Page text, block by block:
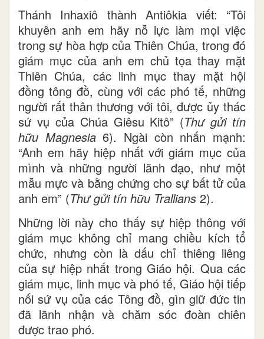
Thánh Inhaxiô thành Antiôkia viết: “Tôi
khuyên anh em hãy nỗ lực làm mọi việc
trong sự hòa hợp của Thiên Chúa, trong đó
giám mục của anh em chủ tọa thay mặt
Thiên Chúa, các linh mục thay mặt hội
đồng tông đồ, cùng với các phó tế, những
người rất thân thương với tôi, được ủy thác
sứ vụ của Chúa Giêsu Kitô” (Thư gửi tín
hữu Magnesia6). Ngài còn nhấn mạnh:
“Anh em hãy hiệp nhất với giám mục của
mình và những người lãnh đạo, như một
mẫu mực và bằng chứng cho sự bất tử của
anh em” (Thư gửi tín hữu Trallians 2).
Những lời này cho thấy sự hiệp thông với
giám mục không chỉ mang chiều kích tổ
chức, nhưng còn là dấu chỉ thiêng liêng
của sự hiệp nhất trong Giáo hội. Qua các
giám mục, linh mục và phó tế, Giáo hội tiếp
nối sứ vụ của các Tông đồ, gìn giữ đức tin
đã lãnh nhận và chăm sóc đoàn chiên
được trao phó.